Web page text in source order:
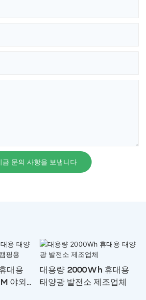
금 문의 사항을 보냅니다
대용
야외
대용량 2000Wh 휴대용
태양광 발전소 제조업체